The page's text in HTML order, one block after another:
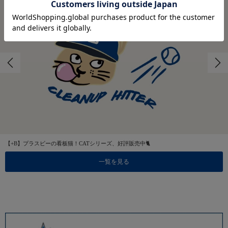
【+B】プラスビーの看板猫！CATシリーズ、好評販売中🐈
一覧を見る